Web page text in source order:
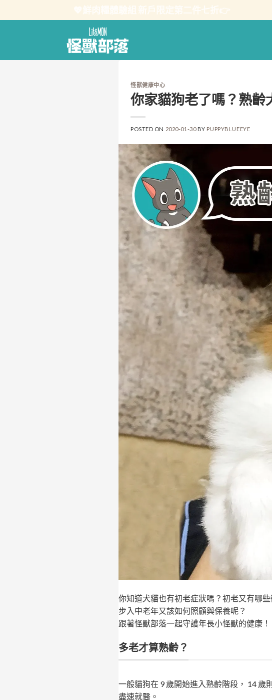
to
怪獸健康中心
你家貓狗老了嗎？熟齡
POSTED ON 2020-01-30BY PUPPYBLUEEYE
你知道犬貓也有初老症狀嗎？初老又有哪些
步入中老年又該如何照顧與保養呢？
跟著怪獸部落一起守護年長小怪獸的健康！
多老才算熟齡？
一般貓狗在 9 歲開始進入熟齡階段， 14 歲
盡速就醫。 ⠀